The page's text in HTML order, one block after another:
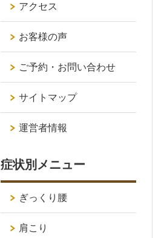
アクセス
お客様の声
ご予約・お問い合わせ
サイトマップ
運営者情報
症状別メニュー
ぎっくり腰
肩こり